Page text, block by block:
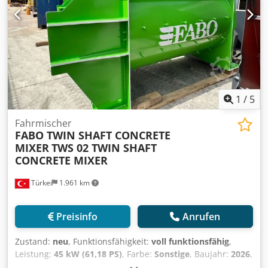
ein verlässlicher Markenname auf nationalen wie
internationalen Märkten. Die Robustheit, Effizienz und
Langlebigkeit unserer Produkte machen sie zur ersten
Wahl für Branchenexperten.
1 / 5
Türkei 1.961 km
Fahrmischer
FABO TWIN SHAFT CONCRETE
MIXERTWS 02 TWIN SHAFT
CONCRETE MIXER
Preisinfo Anrufen
Zustand: neu, Funktionsfähigkeit: voll funktionsfähig,
Leistung: 45 kW (61,18 PS), Farbe: Sonstige, Baujahr: 2026,